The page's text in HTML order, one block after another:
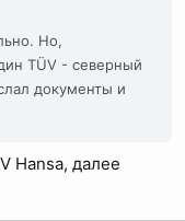
Но,
TÜV - северный
документы и
Hansa, далее